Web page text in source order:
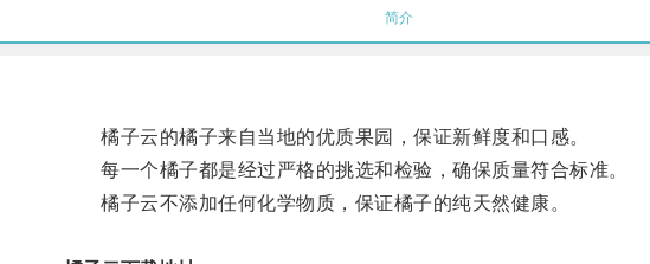
简介
橘子云的橘子来自当地的优质果园，保证新鲜度和口感。
每一个橘子都是经过严格的挑选和检验，确保质量符合标准。
橘子云不添加任何化学物质，保证橘子的纯天然健康。